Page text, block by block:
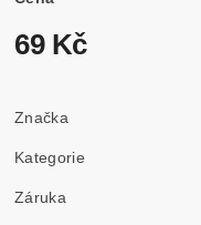
69 Kč
Značka
Kategorie
Záruka